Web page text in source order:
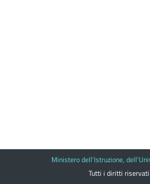
Ministero dell'Istruzione,
Tutti i diritti